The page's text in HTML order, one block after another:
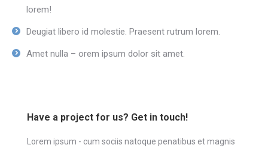
lorem!
Deugiat libero id molestie. Praesent rutrum lorem.
Amet nulla – orem ipsum dolor sit amet.
Have a project for us? Get in touch!
Lorem ipsum - cum sociis natoque penatibus et magnis